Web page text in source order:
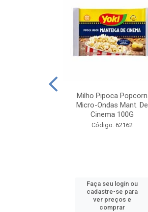
Milho Pipoca Popcorn
Micro-Ondas Mant. De
Cinema 100G
Código: 62162
Faça seu login ou
cadastre-se para
ver preços e
comprar